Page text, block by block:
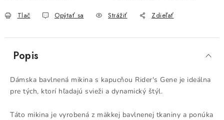
Tlač Opýtať sa Strážiť Zdieľať
Popis
Dámska bavlnená mikina s kapucňou Rider's Gene je ideálna
pre tých, ktorí hľadajú svieži a dynamický štýl.
Táto mikina je vyrobená z mäkkej bavlnenej tkaniny a ponúka